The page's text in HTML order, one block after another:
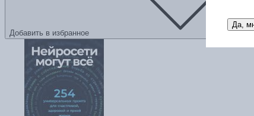
Добавить в избранное
Да,